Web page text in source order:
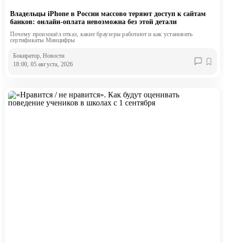
Владельцы iPhone в России массово теряют доступ к сайтам
банков: онлайн-оплата невозможна без этой детали
Почему произошёл отказ, какие браузеры работают и как установить
сертификаты Минцифры
Бокиратор, Новости
18:00, 05 августа, 2026